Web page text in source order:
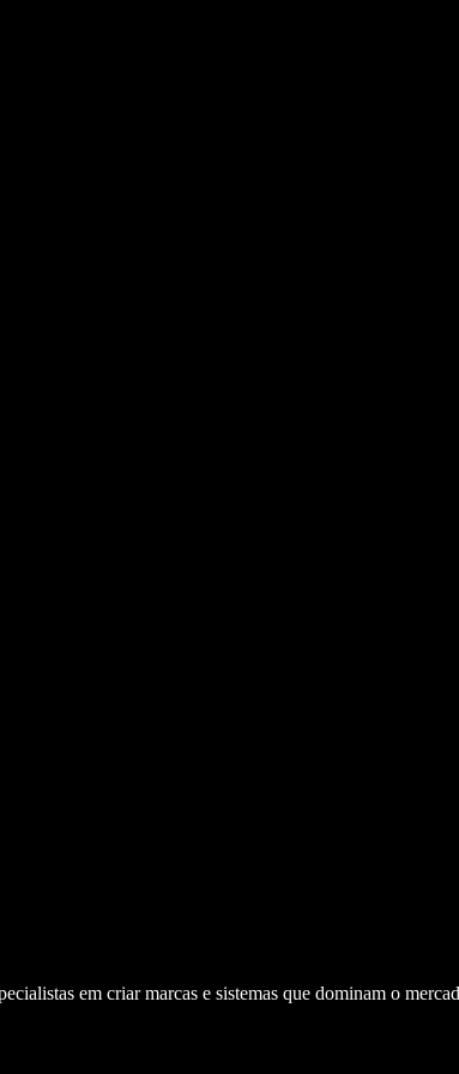
em criar marcas e sistemas que dominam o